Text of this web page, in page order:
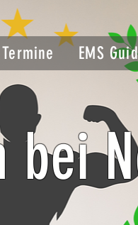
Termine EMS
bei